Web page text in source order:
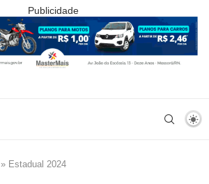
Publicidade
» Estadual 2024